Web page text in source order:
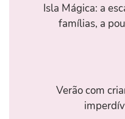
Isla Mágica: a
famílias, a
Verão com